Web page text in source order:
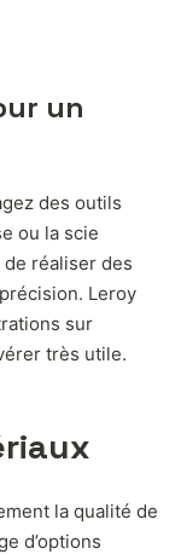
un
des outils
ou la scie
réaliser des
Leroy
sur
très utile.
la qualité de
d’options